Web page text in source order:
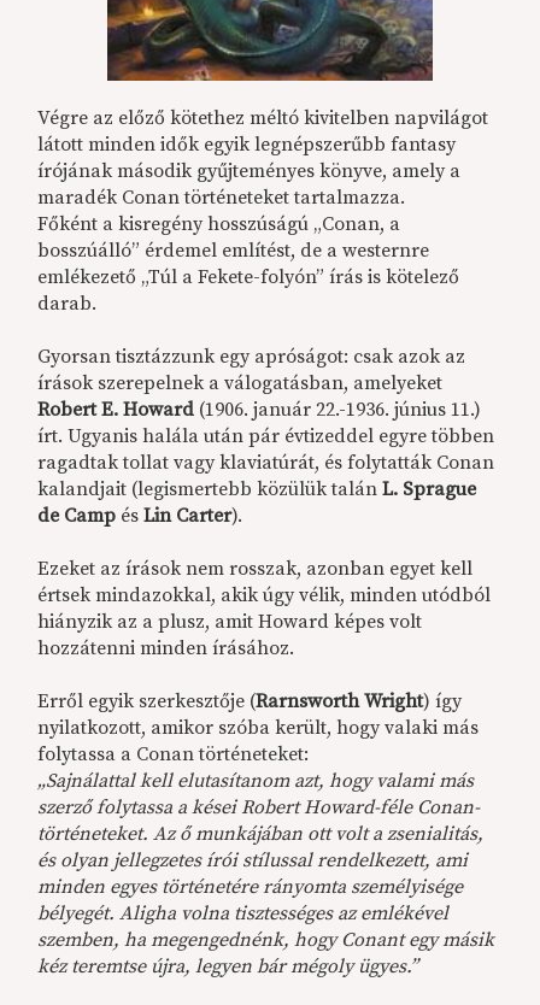
Végre az előző kötethez méltó kivitelben napvilágot
látott minden idők egyik legnépszerűbb fantasy
írójának második gyűjteményes könyve, amely a
maradék Conan történeteket tartalmazza.
Főként a kisregény hosszúságú „Conan, a
bosszúálló” érdemel említést, de a westernre
emlékezető „Túl a Fekete-folyón” írás is kötelező
darab.
Gyorsan tisztázzunk egy apróságot: csak azok az
írások szerepelnek a válogatásban, amelyeket
Robert E. Howard (1906. január 22.-1936. június 11.)
írt. Ugyanis halála után pár évtizeddel egyre többen
ragadtak tollat vagy klaviatúrát, és folytatták Conan
kalandjait (legismertebb közülük talánL. Sprague
de Camp ésLin Carter).
Ezeket az írások nem rosszak, azonban egyet kell
értsek mindazokkal, akik úgy vélik, minden utódból
hiányzik az a plusz, amit Howard képes volt
hozzátenni minden írásához.
Erről egyik szerkesztője (Rarnsworth Wright) így
nyilatkozott, amikor szóba került, hogy valaki más
folytassa a Conan történeteket:
„Sajnálattal kell elutasítanom azt, hogy valami más
szerző folytassa a kései Robert Howard-féle Conan-
történeteket. Az ő munkájában ott volt a zsenialitás,
és olyan jellegzetes írói stílussal rendelkezett, ami
minden egyes történetére rányomta személyisége
bélyegét. Aligha volna tisztességes az emlékével
szemben, ha megengednénk, hogy Conant egy másik
kéz teremtse újra, legyen bár mégoly ügyes.”